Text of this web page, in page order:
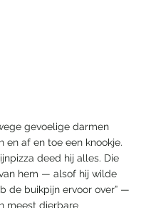
gevoelige darmen
en af en toe een knookje.
deed hij alles. Die
hem — alsof hij wilde
de buikpijn ervoor over” —
meest dierbare